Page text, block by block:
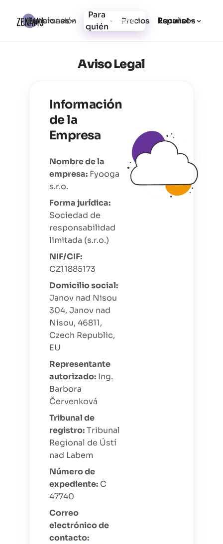
Funciones
Para
quién
Precios Recursos
Iniciar sesión Registrarse Español
Aviso Legal
Información
de la
Empresa
Nombre de la
empresa: Fyooga
s.r.o.
Forma jurídica:
Sociedad de
responsabilidad
limitada (s.r.o.)
NIF/CIF:
CZ11885173
Domicilio social:
Janov nad Nisou
304, Janov nad
Nisou, 46811,
Czech Republic,
EU
Representante
autorizado: Ing.
Barbora
Červenková
Tribunal de
registro: Tribunal
Regional de Ústí
nad Labem
Número de
expediente: C
47740
Correo
electrónico de
contacto: